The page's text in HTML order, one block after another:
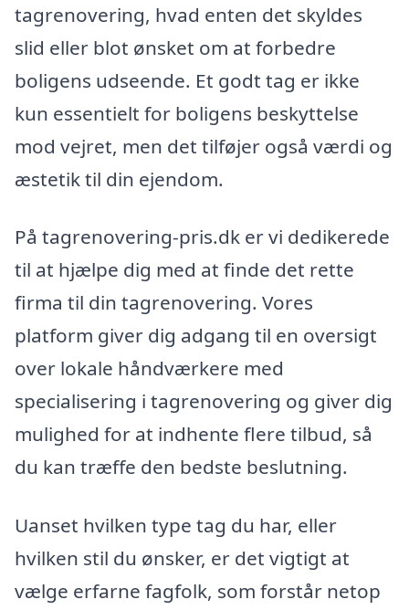
tagrenovering, hvad enten det skyldes
slid eller blot ønsket om at forbedre
boligens udseende. Et godt tag er ikke
kun essentielt for boligens beskyttelse
mod vejret, men det tilføjer også værdi og
æstetik til din ejendom.
På tagrenovering-pris.dk er vi dedikerede
til at hjælpe dig med at finde det rette
firma til din tagrenovering. Vores
platform giver dig adgang til en oversigt
over lokale håndværkere med
specialisering i tagrenovering og giver dig
mulighed for at indhente flere tilbud, så
du kan træffe den bedste beslutning.
Uanset hvilken type tag du har, eller
hvilken stil du ønsker, er det vigtigt at
vælge erfarne fagfolk, som forstår netop